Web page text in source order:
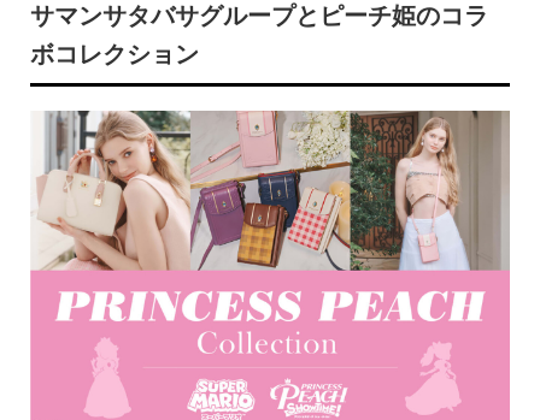
サマンサタバサグループとピーチ姫のコラ
ボコレクション